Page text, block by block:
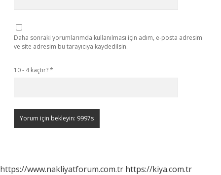
Daha sonraki yorumlarımda kullanılması için adım, e-posta adresim
ve site adresim bu tarayıcıya kaydedilsin.
10 - 4 kaçtır?*
https://www.nakliyatforum.com.tr https://kiya.com.tr